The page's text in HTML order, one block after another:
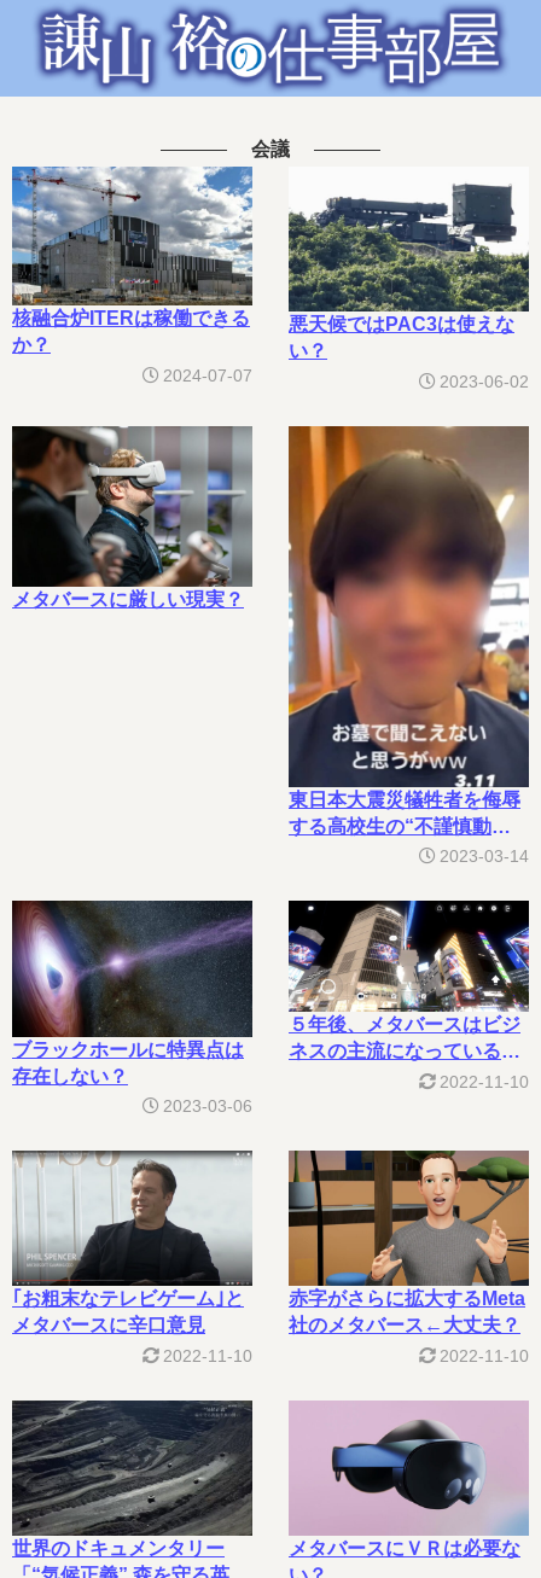
会議
核融合炉ITERは稼働できる
か？
2024-07-07
悪天候ではPAC3は使えな
い？
2023-06-02
メタバースに厳しい現実？
東日本大震災犠牲者を侮辱
する高校生の“不謹慎動
2023-03-14
ブラックホールに特異点は
存在しない？
2023-03-06
５年後、メタバースはビジ
ネスの主流になっている
2022-11-10
｢お粗末なテレビゲーム｣と
メタバースに辛口意見
2022-11-10
赤字がさらに拡大するMeta
社のメタバース←大丈夫？
2022-11-10
世界のドキュメンタリー
メタバースにＶＲは必要な